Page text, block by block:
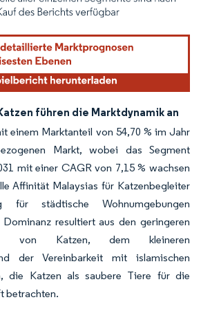
Wiederverwendung erfordert Namensnennung
führen die Marktdynamik an
einem Marktanteil von 54,70 % im Jahr
Markt, wobei das Segment
mit einer CAGR von 7,15 % wachsen
Affinität Malaysias für Katzenbegleiter
städtische Wohnumgebungen
resultiert aus den geringeren
von Katzen, dem kleineren
der Vereinbarkeit mit islamischen
die Katzen als saubere Tiere für die
betrachten.